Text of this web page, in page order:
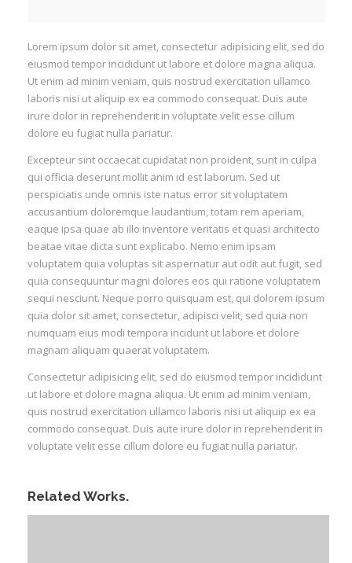
Lorem ipsum dolor sit amet, consectetur adipisicing elit, sed do
eiusmod tempor incididunt ut labore et dolore magna aliqua.
Ut enim ad minim veniam, quis nostrud exercitation ullamco
laboris nisi ut aliquip ex ea commodo consequat. Duis aute
irure dolor in reprehenderit in voluptate velit esse cillum
dolore eu fugiat nulla pariatur.
Excepteur sint occaecat cupidatat non proident, sunt in culpa
qui officia deserunt mollit anim id est laborum. Sed ut
perspiciatis unde omnis iste natus error sit voluptatem
accusantium doloremque laudantium, totam rem aperiam,
eaque ipsa quae ab illo inventore veritatis et quasi architecto
beatae vitae dicta sunt explicabo. Nemo enim ipsam
voluptatem quia voluptas sit aspernatur aut odit aut fugit, sed
quia consequuntur magni dolores eos qui ratione voluptatem
sequi nesciunt. Neque porro quisquam est, qui dolorem ipsum
quia dolor sit amet, consectetur, adipisci velit, sed quia non
numquam eius modi tempora incidunt ut labore et dolore
magnam aliquam quaerat voluptatem.
Consectetur adipisicing elit, sed do eiusmod tempor incididunt
ut labore et dolore magna aliqua. Ut enim ad minim veniam,
quis nostrud exercitation ullamco laboris nisi ut aliquip ex ea
commodo consequat. Duis aute irure dolor in reprehenderit in
voluptate velit esse cillum dolore eu fugiat nulla pariatur.
Related Works.